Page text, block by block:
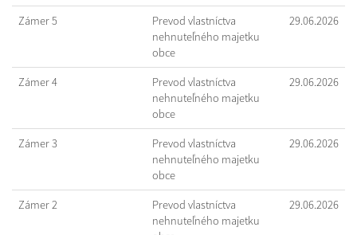
Zámer 5
Prevod vlastníctva
nehnuteľného majetku
obce
29.06.2026
Zámer 4
Prevod vlastníctva
nehnuteľného majetku
obce
29.06.2026
Zámer 3
Prevod vlastníctva
nehnuteľného majetku
obce
29.06.2026
Zámer 2
Prevod vlastníctva
nehnuteľného majetku
29.06.2026